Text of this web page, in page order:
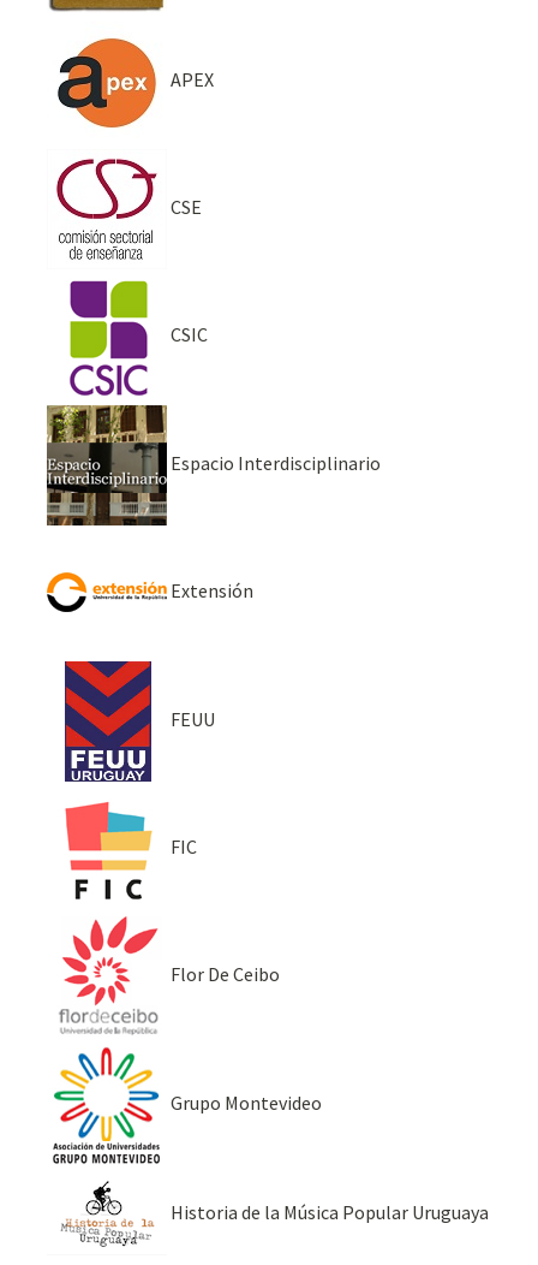
APEX
CSE
CSIC
Espacio Interdisciplinario
Extensión
FEUU
FIC
Flor De Ceibo
Grupo Montevideo
Historia de la Música Popular Uruguaya